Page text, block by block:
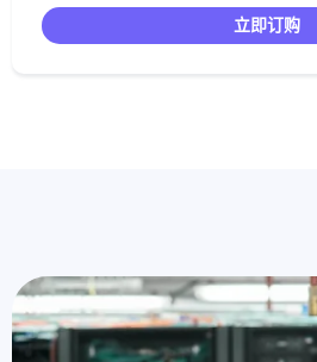
立即订购